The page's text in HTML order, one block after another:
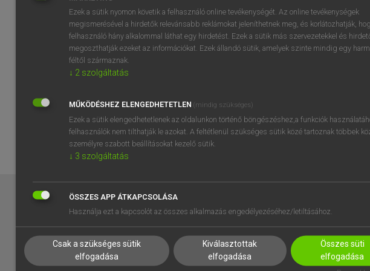
BELÉPÉS
próbaverziójának elindításához
regisztrálok ésbelépek.
REGISZTRÁCIÓ
EGYÉNI FELHASZNÁLÓKNAK
TANULÓKNAK
VÁLLALATI MEGOLDÁSOK
SÚGÓ
RÓLUNK
SÜTI BEÁLLÍTÁSOK
Ezek a sütik nyomon követik a felhasználó online tevékenységét. Az online tevékenységek
megismerésével a hirdetők relevánsabb reklámokat jeleníthetnek meg, és korlátozhatják,
felhasználó hány alkalommal láthat egy hirdetést. Ezek a sütik más szervezetekkel és
megoszthatják ezeket az információkat. Ezek állandó sütik, amelyek szinte mindig egy
féltől származnak.
↓ 2 szolgáltatás
MŰKÖDÉSHEZ ELENGEDHETETLEN (mindig szükséges)
Ezek a sütik elengedhetetlenek az oldalunkon történő böngészéshez,a funkciók
felhasználók nem tilthatják le azokat. A feltétlenül szükséges sütik közé tartoznak többek
személyre szabott beállításokat kezelő sütik.
↓ 3 szolgáltatás
ÖSSZES APP ÁTKAPCSOLÁSA
Használja ezt a kapcsolót az összes alkalmazás engedélyezéséhez/letiltásához.
Csak a szükséges sütik
elfogadása
Kiválasztottak
elfogadása
Összes süti
elfogadása